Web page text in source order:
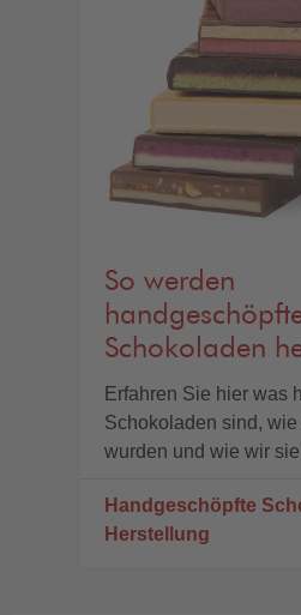
So werden
Schokoladen
Erfahren Sie hier was
Schokoladen sind,
wurden und wie wir
Handgeschöpfte
Herstellung